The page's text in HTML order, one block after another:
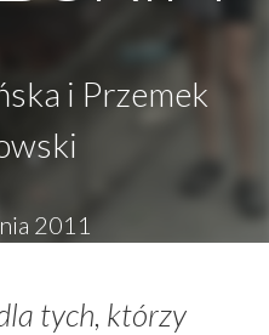
i Przemek
2011
tych, którzy